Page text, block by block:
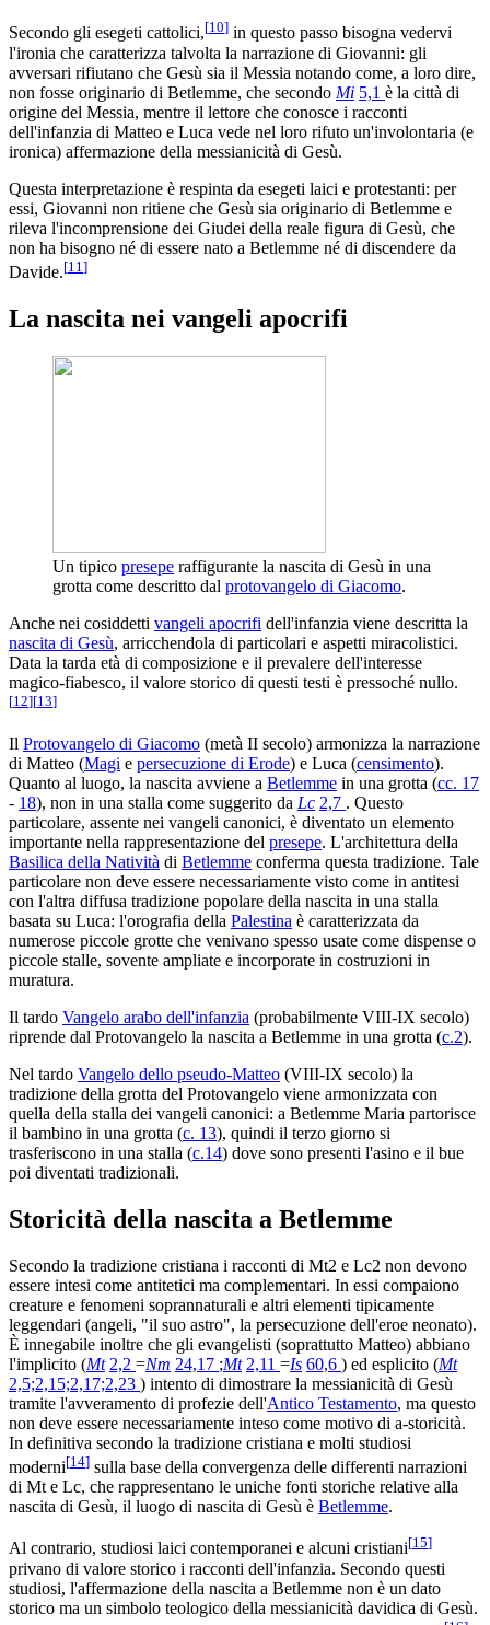
Secondo gli esegeti cattolici,[10] in questo passo bisogna vedervi
l'ironia che caratterizza talvolta la narrazione di Giovanni: gli
avversari rifiutano che Gesù sia il Messia notando come, a loro dire,
non fosse originario di Betlemme, che secondo Mi 5,1 è la città di
origine del Messia, mentre il lettore che conosce i racconti
dell'infanzia di Matteo e Luca vede nel loro rifuto un'involontaria (e
ironica) affermazione della messianicità di Gesù.
Questa interpretazione è respinta da esegeti laici e protestanti: per
essi, Giovanni non ritiene che Gesù sia originario di Betlemme e
rileva l'incomprensione dei Giudei della reale figura di Gesù, che
non ha bisogno né di essere nato a Betlemme né di discendere da
Davide.[11 ]
La nascita nei vangeli apocrifi
Un tipico presepe raffigurante la nascita di Gesù in una
grotta come descritto dal protovangelo di Giacomo.
Anche nei cosiddetti vangeli apocrifi dell'infanzia viene descritta la
nascita di Gesù, arricchendola di particolari e aspetti miracolistici.
Data la tarda età di composizione e il prevalere dell'interesse
magico-fiabesco, il valore storico di questi testi è pressoché nullo.
[12][13]
Il Protovangelo di Giacomo (metà II secolo) armonizza la narrazione
di Matteo (Magi e persecuzione di Erode) e Luca (censimento).
Quanto al luogo, la nascita avviene a Betlemme in una grotta (cc. 17
- 18), non in una stalla come suggerito da Lc 2,7 . Questo
particolare, assente nei vangeli canonici, è diventato un elemento
importante nella rappresentazione del presepe. L'architettura della
Basilica della Natività di Betlemme conferma questa tradizione. Tale
particolare non deve essere necessariamente visto come in antitesi
con l'altra diffusa tradizione popolare della nascita in una stalla
basata su Luca: l'orografia della Palestina è caratterizzata da
numerose piccole grotte che venivano spesso usate come dispense o
piccole stalle, sovente ampliate e incorporate in costruzioni in
muratura.
Il tardo Vangelo arabo dell'infanzia (probabilmente VIII-IX secolo)
riprende dal Protovangelo la nascita a Betlemme in una grotta (c.2).
Nel tardo Vangelo dello pseudo-Matteo (VIII-IX secolo) la
tradizione della grotta del Protovangelo viene armonizzata con
quella della stalla dei vangeli canonici: a Betlemme Maria partorisce
il bambino in una grotta (c. 13), quindi il terzo giorno si
trasferiscono in una stalla (c.14) dove sono presenti l'asino e il bue
poi diventati tradizionali.
Storicità della nascita a Betlemme
Secondo la tradizione cristiana i racconti di Mt2 e Lc2 non devono
essere intesi come antitetici ma complementari. In essi compaiono
creature e fenomeni soprannaturali e altri elementi tipicamente
leggendari (angeli, "il suo astro", la persecuzione dell'eroe neonato).
È innegabile inoltre che gli evangelisti (soprattutto Matteo) abbiano
l'implicito (Mt 2,2 =Nm 24,17 ;Mt 2,11 =Is 60,6 ) ed esplicito (Mt
2,5;2,15;2,17;2,23 ) intento di dimostrare la messianicità di Gesù
tramite l'avveramento di profezie dell'Antico Testamento, ma questo
non deve essere necessariamente inteso come motivo di a-storicità.
In definitiva secondo la tradizione cristiana e molti studiosi
moderni[14] sulla base della convergenza delle differenti narrazioni
di Mt e Lc, che rappresentano le uniche fonti storiche relative alla
nascita di Gesù, il luogo di nascita di Gesù è Betlemme.
Al contrario, studiosi laici contemporanei e alcuni cristiani[15]
privano di valore storico i racconti dell'infanzia. Secondo questi
studiosi, l'affermazione della nascita a Betlemme non è un dato
storico ma un simbolo teologico della messianicità davidica di Gesù.